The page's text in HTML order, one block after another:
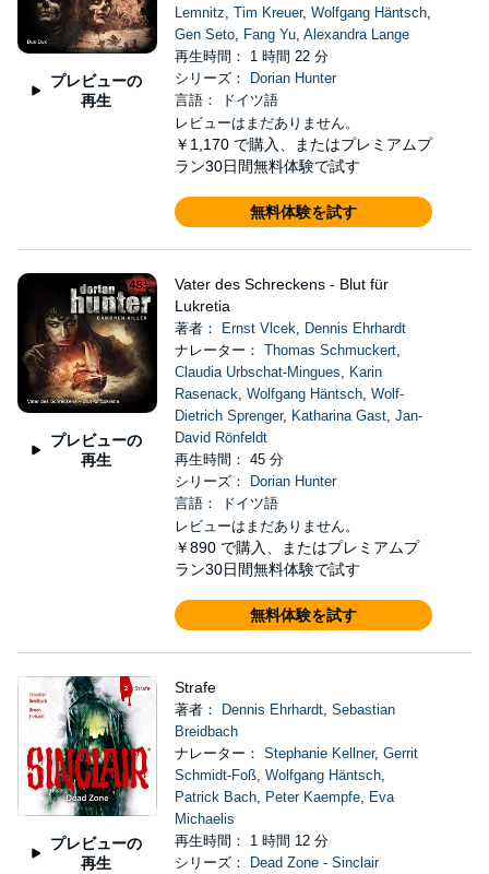
プレビューの
再生
Lemnitz, Tim Kreuer, Wolfgang Häntsch,
Gen Seto, Fang Yu, Alexandra Lange
再生時間： 1 時間 22 分
シリーズ：
Dorian Hunter
言語： ドイツ語
レビューはまだありません。
￥1,170 で購入、またはプレミアムプ
ラン30日間無料体験で試す
無料体験を試す
プレビューの
再生
Vater des Schreckens - Blut für
Lukretia
著者： Ernst Vlcek, Dennis Ehrhardt
ナレーター： Thomas Schmuckert,
Claudia Urbschat-Mingues, Karin
Rasenack, Wolfgang Häntsch, Wolf-
Dietrich Sprenger, Katharina Gast, Jan-
David Rönfeldt
再生時間： 45 分
シリーズ：
Dorian Hunter
言語： ドイツ語
レビューはまだありません。
￥890 で購入、またはプレミアムプ
ラン30日間無料体験で試す
無料体験を試す
プレビューの
再生
Strafe
著者： Dennis Ehrhardt, Sebastian
Breidbach
ナレーター： Stephanie Kellner, Gerrit
Schmidt-Foß, Wolfgang Häntsch,
Patrick Bach, Peter Kaempfe, Eva
Michaelis
再生時間： 1 時間 12 分
シリーズ：
Dead Zone - Sinclair